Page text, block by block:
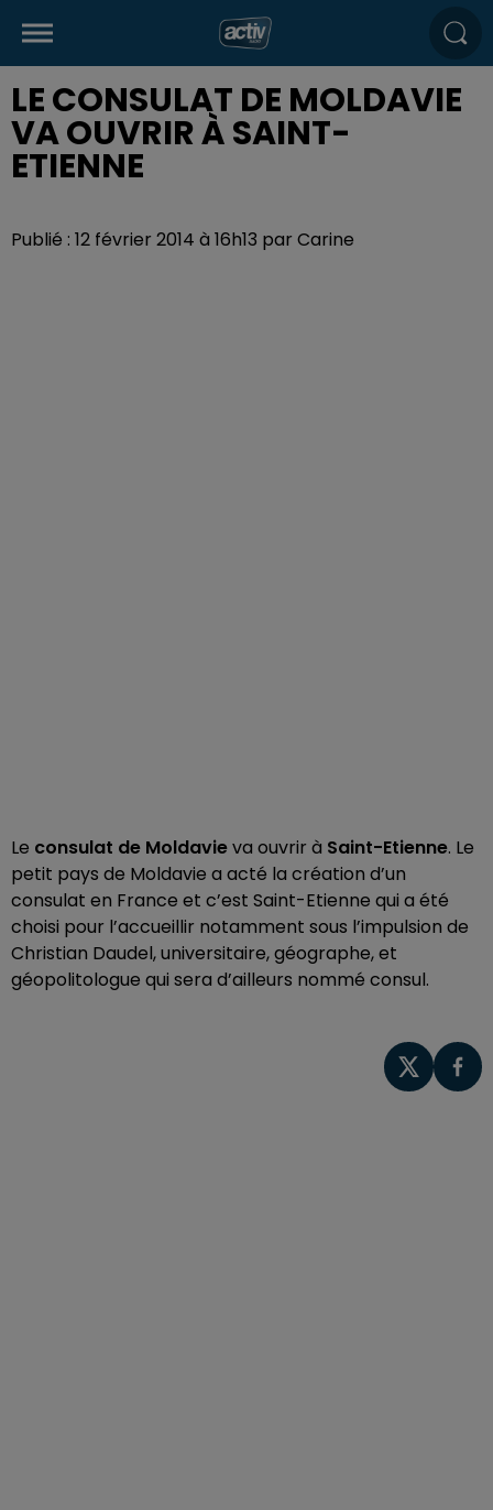
LE CONSULAT DE MOLDAVIE
VA OUVRIR À SAINT-
ETIENNE
Publié : 12 février 2014 à 16h13 par Carine
Le consulat de Moldavieva ouvrir à Saint-Etienne. Le
petit pays de Moldavie a acté la création d’un
consulat en France et c’est Saint-Etienne qui a été
choisi pour l’accueillir notamment sous l’impulsion de
Christian Daudel, universitaire, géographe, et
géopolitologue qui sera d’ailleurs nommé consul.